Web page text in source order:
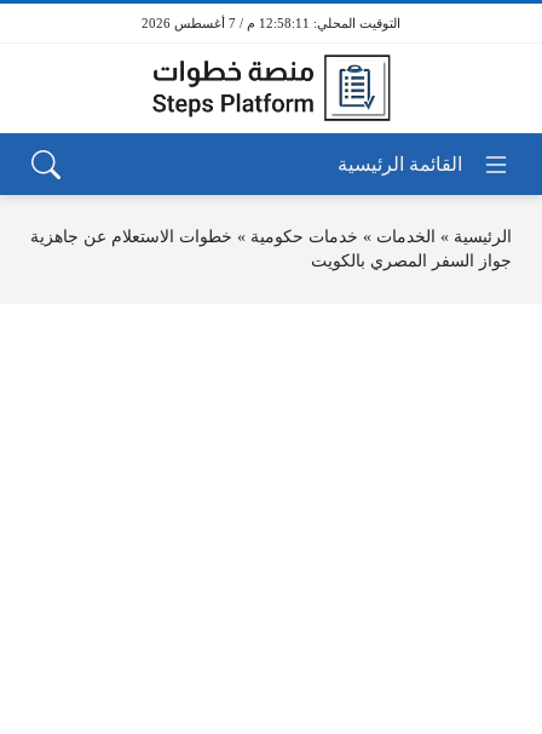
12:58:11 م / 7 أغسطس 2026
الرئيسية » الخدمات » خدمات حكومية » خطوات الاستعلام عن جاهزية
جواز السفر المصري بالكويت